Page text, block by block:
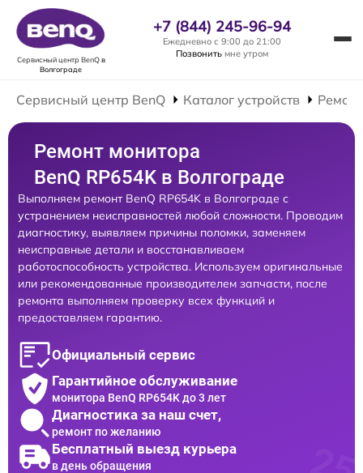
Сервисный центр BenQв
Волгограде
+7 (844) 245-96-94
Ежедневно с 9:00 до 21:00
Позвонить мне утром
Сервисный центр BenQ Каталог устройств
Ремонт монитора
BenQ RP654K в Волгограде
Выполняем ремонт BenQ RP654K в Волгограде с
устранением неисправностей любой сложности. Проводим
диагностику, выявляем причины поломки, заменяем
неисправные детали и восстанавливаем
работоспособность устройства. Используем оригинальные
или рекомендованные производителем запчасти, после
ремонта выполняем проверку всех функций и
предоставляем гарантию.
Официальный сервис
Гарантийное обслуживание
монитора BenQ RP654K до 3 лет
Диагностика за наш счет,
ремонт по желанию
Бесплатный выезд курьера
в день обращения